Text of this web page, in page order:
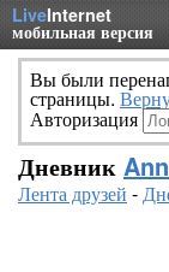
LiveInternet
мобильная версия
Вы были
страницы.
Авторизация
Дневник
Лента друзей -